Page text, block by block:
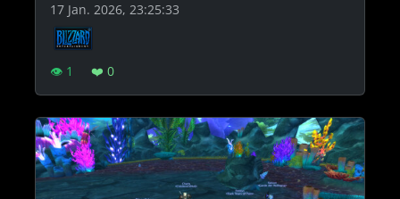
17 Jan. 2026, 23:25:33
👁 1 ❤️ 0